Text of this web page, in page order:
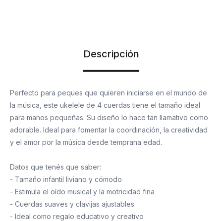
Descripción
Perfecto para peques que quieren iniciarse en el mundo de
la música, este ukelele de 4 cuerdas tiene el tamaño ideal
para manos pequeñas. Su diseño lo hace tan llamativo como
adorable. Ideal para fomentar la coordinación, la creatividad
y el amor por la música desde temprana edad.
Datos que tenés que saber:
- Tamaño infantil liviano y cómodo
- Estimula el oído musical y la motricidad fina
- Cuerdas suaves y clavijas ajustables
- Ideal como regalo educativo y creativo